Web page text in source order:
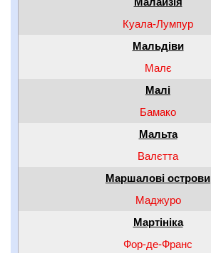
Куала-Лумпур
Мальдіви
Малє
Малі
Бамако
Мальта
Валєтта
Маршалові острови
Маджуро
Мартініка
Фор-де-Франс